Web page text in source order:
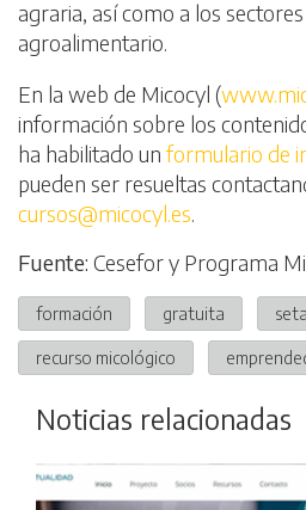
agraria, así como a los
agroalimentario.
En la web de Micocyl (
información sobre los
ha habilitado un formulario de
pueden ser resueltas
cursos@micocyl.es
Fuente: Cesefor y Programa
formación gratuita
recurso micológico
Noticias relacionadas